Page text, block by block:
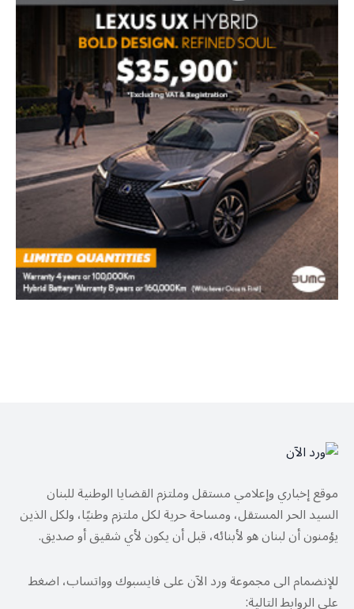
موقع إخباري وإعلامي مستقل وملتزم القضايا الوطنية للبنان
السيد الحر المستقل، ومساحة حرية لكل ملتزم وطنيًا، ولكل الذين
يؤمنون أن لبنان هو لأبنائه، قبل أن يكون لأي شقيق أو صديق.
للإنضمام الى مجموعة ورد الآن على فايسبوك وواتساب، اضغط
على الروابط التالية: